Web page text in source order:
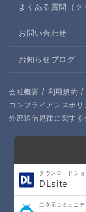
よくある質問（ク
お問い合わせ
お知らせブログ
会社概要 / 利用規約 /
コンプライアンスポリ
外部送信規律に関する
ダウンロードシ
DLsite
二次元コミュニテ